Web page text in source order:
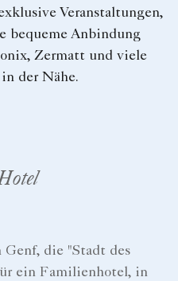
Veranstaltungen,
bequeme Anbindung
Zermatt und viele
der Nähe.
die "Stadt des
ein Familienhotel, in